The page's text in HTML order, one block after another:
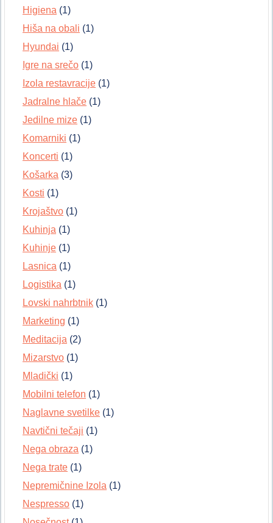
Higiena (1)
Hiša na obali (1)
Hyundai (1)
Igre na srečo (1)
Izola restavracije (1)
Jadralne hlače (1)
Jedilne mize (1)
Komarniki (1)
Koncerti (1)
Košarka (3)
Kosti (1)
Krojaštvo (1)
Kuhinja (1)
Kuhinje (1)
Lasnica (1)
Logistika (1)
Lovski nahrbtnik (1)
Marketing (1)
Meditacija (2)
Mizarstvo (1)
Mladički (1)
Mobilni telefon (1)
Naglavne svetilke (1)
Navtični tečaji (1)
Nega obraza (1)
Nega trate (1)
Nepremičnine Izola (1)
Nespresso (1)